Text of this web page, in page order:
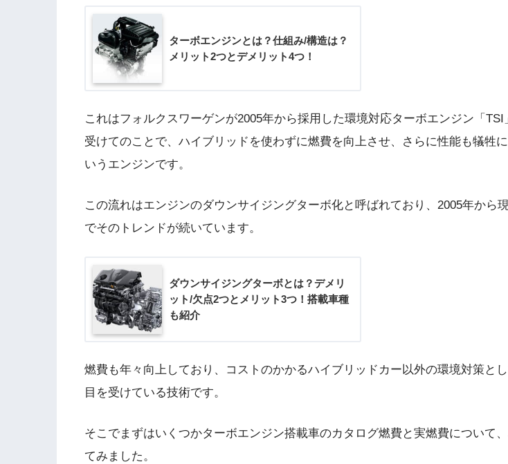
ターボエンジンとは？仕組み/構造は？
メリット2つとデメリット4つ！
これはフォルクスワーゲンが2005年から採用した環境対応ターボエンジン「TSI
受けてのことで、ハイブリッドを使わずに燃費を向上させ、さらに性能も犠牲
いうエンジンです。
この流れはエンジンのダウンサイジングターボ化と呼ばれており、2005年から
でそのトレンドが続いています。
ダウンサイジングターボとは？デメリ
ット/欠点2つとメリット3つ！搭載車種
も紹介
燃費も年々向上しており、コストのかかるハイブリッドカー以外の環境対策と
目を受けている技術です。
そこでまずはいくつかターボエンジン搭載車のカタログ燃費と実燃費について
てみました。